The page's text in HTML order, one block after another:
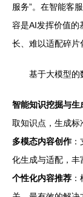
服务”。在智能客
容是AI发挥价值的
长、难以适配碎片
基于大模型的
智能知识挖掘与生
取知识点，生成标
多模态内容创作：
化生成与适配，丰
个性化内容推荐